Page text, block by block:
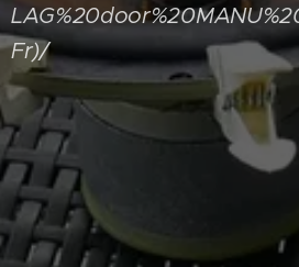
Fr)/